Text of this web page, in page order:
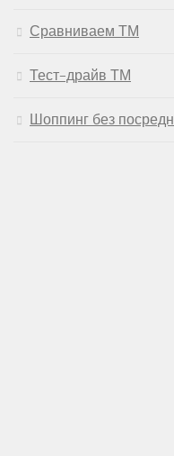
Сравниваем ТМ
Тест-драйв ТМ
Шоппинг без